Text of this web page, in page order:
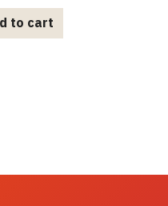
to cart